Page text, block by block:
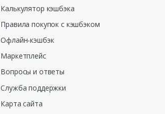
Калькулятор кэшбэка
Правила покупок с кэшбэком
Офлайн-кэшбэк
Маркетплейс
Вопросы и ответы
Служба поддержки
Карта сайта